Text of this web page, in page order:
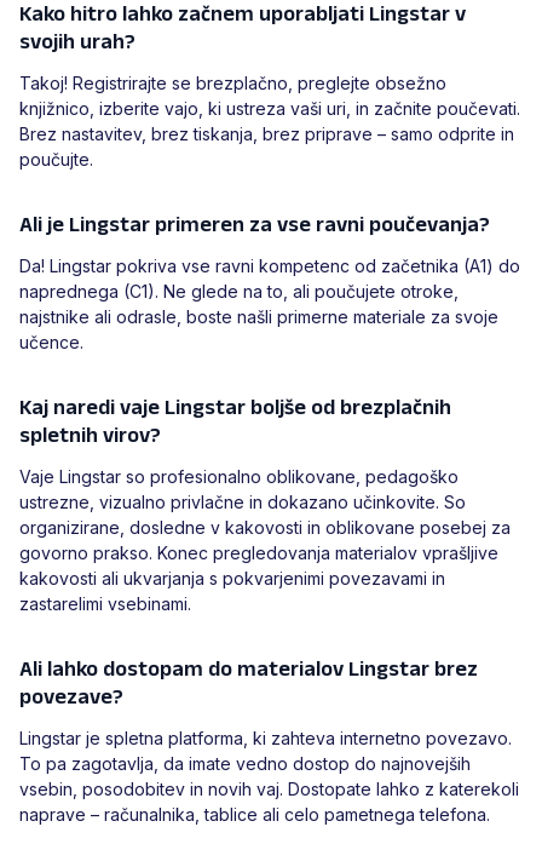
Kako hitro lahko začnem uporabljati Lingstar v
svojih urah?
Takoj! Registrirajte se brezplačno, preglejte obsežno
knjižnico, izberite vajo, ki ustreza vaši uri, in začnite poučevati.
Brez nastavitev, brez tiskanja, brez priprave – samo odprite in
poučujte.
Ali je Lingstar primeren za vse ravni poučevanja?
Da! Lingstar pokriva vse ravni kompetenc od začetnika (A1) do
naprednega (C1). Ne glede na to, ali poučujete otroke,
najstnike ali odrasle, boste našli primerne materiale za svoje
učence.
Kaj naredi vaje Lingstar boljše od brezplačnih
spletnih virov?
Vaje Lingstar so profesionalno oblikovane, pedagoško
ustrezne, vizualno privlačne in dokazano učinkovite. So
organizirane, dosledne v kakovosti in oblikovane posebej za
govorno prakso. Konec pregledovanja materialov vprašljive
kakovosti ali ukvarjanja s pokvarjenimi povezavami in
zastarelimi vsebinami.
Ali lahko dostopam do materialov Lingstar brez
povezave?
Lingstar je spletna platforma, ki zahteva internetno povezavo.
To pa zagotavlja, da imate vedno dostop do najnovejših
vsebin, posodobitev in novih vaj. Dostopate lahko z katerekoli
naprave – računalnika, tablice ali celo pametnega telefona.